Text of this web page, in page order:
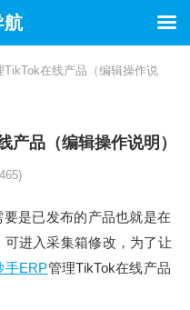
TikTok在线产品（编辑操作说
品（编辑操作说明）
是已发布的产品也就是在
进入采集箱修改，为了让
手ERP管理TikTok在线产品
航